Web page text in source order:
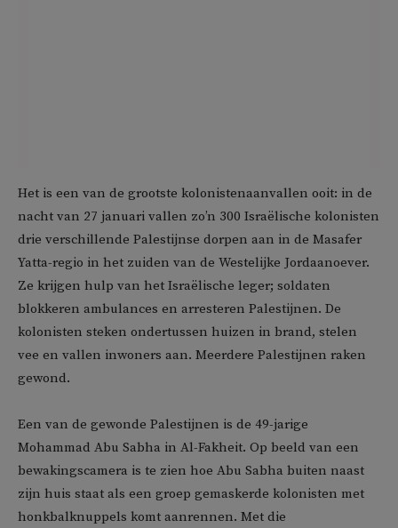
Het is een van de grootste kolonistenaanvallen ooit: in de
nacht van 27 januari vallen zo’n 300 Israëlische kolonisten
drie verschillende Palestijnse dorpen aan in de Masafer
Yatta-regio in het zuiden van de Westelijke Jordaanoever.
Ze krijgen hulp van het Israëlische leger; soldaten
blokkeren ambulances en arresteren Palestijnen. De
kolonisten steken ondertussen huizen in brand, stelen
vee en vallen inwoners aan. Meerdere Palestijnen raken
gewond.
Een van de gewonde Palestijnen is de 49-jarige
Mohammad Abu Sabha in Al-Fakheit. Op beeld van een
bewakingscamera is te zien hoe Abu Sabha buiten naast
zijn huis staat als een groep gemaskerde kolonisten met
honkbalknuppels komt aanrennen. Met die